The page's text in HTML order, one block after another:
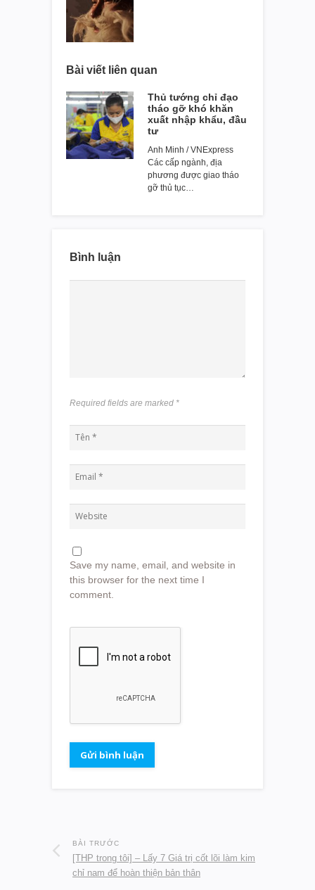
Bài viết liên quan
Thủ tướng chỉ đạo
tháo gỡ khó khăn
xuất nhập khẩu, đầu
tư
Anh Minh / VNExpress
Các cấp ngành, địa
phương được giao tháo
gỡ thủ tục…
Bình luận
Required fields are marked *
Save my name, email, and website in
this browser for the next time I
comment.
BÀI TRƯỚC
[THP trong tôi] – Lấy 7 Giá trị cốt lõi làm kim
chỉ nam để hoàn thiện bản thân